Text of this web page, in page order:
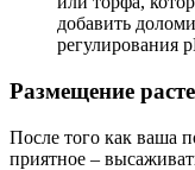
добавить
регулирования
Размещение
После того как ваша
приятное –